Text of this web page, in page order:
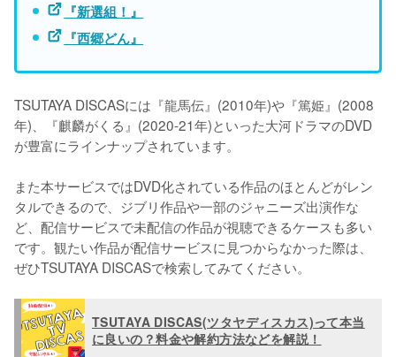
『新選組！』
『西郷どん』
TSUTAYA DISCASには『龍馬伝』(2010年)や『篤姫』(2008
年)、『麒麟がくる』(2020-21年)といった大河ドラマのDVD
が豊富にラインナップされています。
また本サービスではDVD化されている作品のほとんどがレン
タルできるので、ジブリ作品や一部のジャニーズ出演作な
ど、配信サービスで未配信の作品が視聴できるケースも多い
です。観たい作品が配信サービスに見つからなかった際は、
ぜひTSUTAYA DISCASで検索してみてください。
TSUTAYA DISCAS(ツタヤディスカス)って本当
に良いの？料金や解約方法などを解説！